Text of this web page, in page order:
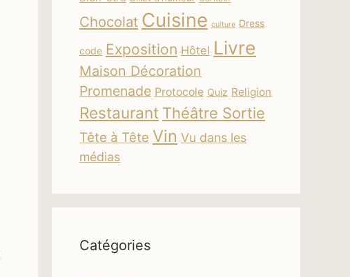
Chocolat Cuisine culture Dress
code Exposition Hôtel Livre
Maison Décoration
Promenade Protocole Quiz Religion
Restaurant Théâtre Sortie
Tête à Tête Vin Vu dans les
médias
Catégories